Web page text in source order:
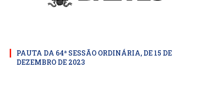
PAUTA DA 64ª SESSÃO ORDINÁRIA, DE 15 DE
DEZEMBRO DE 2023